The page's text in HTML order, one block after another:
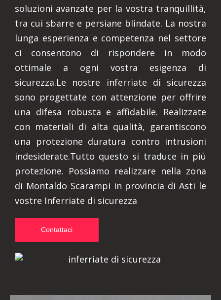
soluzioni avanzate per la vostra tranquillità,
tra cui sbarre e persiane blindate. La nostra
lunga esperienza e competenza nel settore
ci consentono di rispondere in modo
ottimale a ogni vostra esigenza di
sicurezza.Le nostre inferriate di sicurezza
sono progettate con attenzione per offrire
una difesa robusta e affidabile. Realizzate
con materiali di alta qualità, garantiscono
una protezione duratura contro intrusioni
indesiderate.Tutto questo si traduce in più
protezione. Possiamo realizzare nella zona
di Montaldo Scarampi in provincia di Asti le
vostre Inferriate di sicurezza
Contattaci